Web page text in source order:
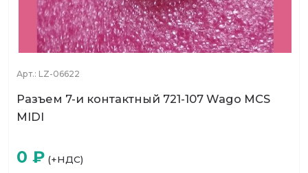
Арт.: LZ-06622
Разъем 7-и контактный 721-107 Wago MCS
MIDI
0 ₽ (+НДС)